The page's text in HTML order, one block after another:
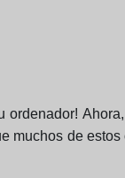
muchos de